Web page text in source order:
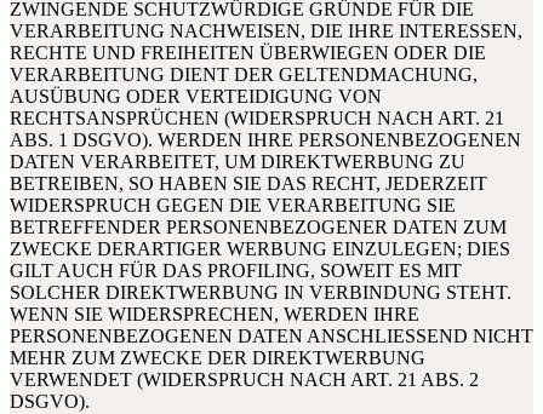
ZWINGENDE SCHUTZWÜRDIGE GRÜNDE FÜR DIE
VERARBEITUNG NACHWEISEN, DIE IHRE INTERESSEN,
RECHTE UND FREIHEITEN ÜBERWIEGEN ODER DIE
VERARBEITUNG DIENT DER GELTENDMACHUNG,
AUSÜBUNG ODER VERTEIDIGUNG VON
RECHTSANSPRÜCHEN (WIDERSPRUCH NACH ART. 21
ABS. 1 DSGVO). WERDEN IHRE PERSONENBEZOGENEN
DATEN VERARBEITET, UM DIREKTWERBUNG ZU
BETREIBEN, SO HABEN SIE DAS RECHT, JEDERZEIT
WIDERSPRUCH GEGEN DIE VERARBEITUNG SIE
BETREFFENDER PERSONENBEZOGENER DATEN ZUM
ZWECKE DERARTIGER WERBUNG EINZULEGEN; DIES
GILT AUCH FÜR DAS PROFILING, SOWEIT ES MIT
SOLCHER DIREKTWERBUNG IN VERBINDUNG STEHT.
WENN SIE WIDERSPRECHEN, WERDEN IHRE
PERSONENBEZOGENEN DATEN ANSCHLIESSEND NICHT
MEHR ZUM ZWECKE DER DIREKTWERBUNG
VERWENDET (WIDERSPRUCH NACH ART. 21 ABS. 2
DSGVO).